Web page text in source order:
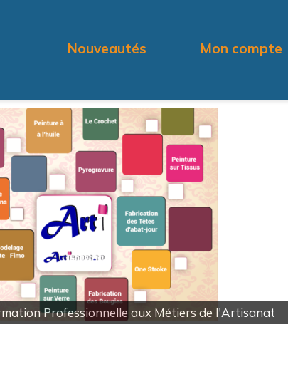
Nouveautés Mon compte
Votre Avis Nous interesse